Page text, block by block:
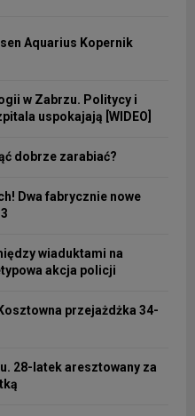
Aquarius Kopernik
w Zabrzu. Politycy i
uspokajają [WIDEO]
dobrze zarabiać?
Dwa fabrycznie nowe
wiaduktami na
akcja policji
przejażdżka 34-
28-latek aresztowany za